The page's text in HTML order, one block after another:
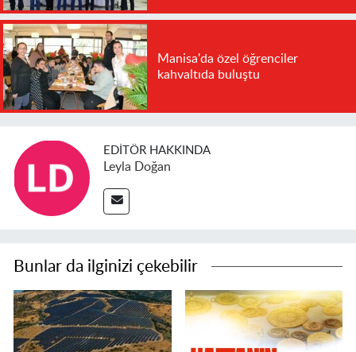
Manisa'da özel öğrenciler
kahvaltıda buluştu
EDITÖR HAKKINDA
Leyla Doğan
Bunlar da ilginizi çekebilir